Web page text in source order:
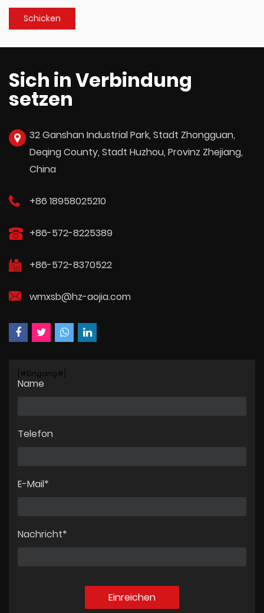
Sich in Verbindung
setzen
32 Ganshan Industrial Park, Stadt Zhongguan,
Deqing County, Stadt Huzhou, Provinz Zhejiang,
China
+86 18958025210
+86-572-8225389
+86-572-8370522
wmxsb@hz-aojia.com
[#Eingang#]
Name
Telefon
E-Mail*
Nachricht*